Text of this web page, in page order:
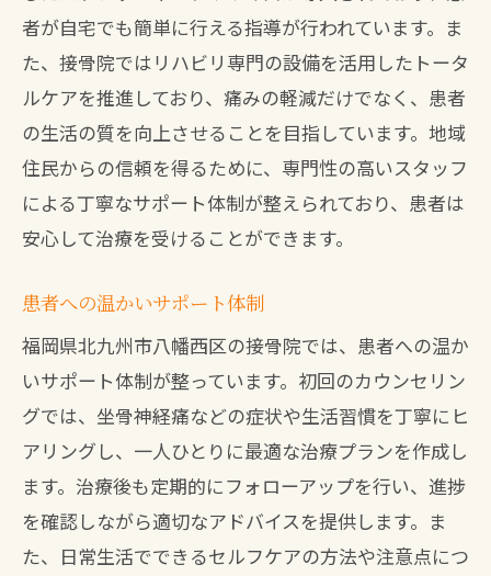
者が自宅でも簡単に行える指導が行われています。ま
た、接骨院ではリハビリ専門の設備を活用したトータ
ルケアを推進しており、痛みの軽減だけでなく、患者
の生活の質を向上させることを目指しています。地域
住民からの信頼を得るために、専門性の高いスタッフ
による丁寧なサポート体制が整えられており、患者は
安心して治療を受けることができます。
患者への温かいサポート体制
福岡県北九州市八幡西区の接骨院では、患者への温か
いサポート体制が整っています。初回のカウンセリン
グでは、坐骨神経痛などの症状や生活習慣を丁寧にヒ
アリングし、一人ひとりに最適な治療プランを作成し
ます。治療後も定期的にフォローアップを行い、進捗
を確認しながら適切なアドバイスを提供します。ま
た、日常生活でできるセルフケアの方法や注意点につ